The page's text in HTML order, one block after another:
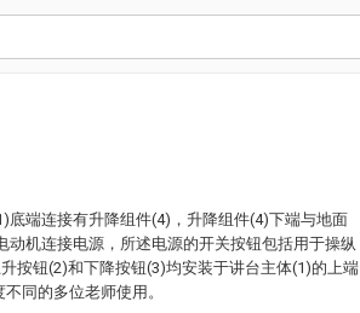
端连接有升降组件(4)，升降组件(4)下端与地面
机连接电源，所述电源的开关按钮包括用于操纵
按钮(2)和下降按钮(3)均安装于讲台主体(1)的上端
同的多位老师使用。